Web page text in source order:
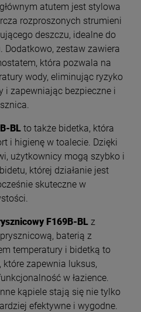
atutem jest stylowa
rozproszonych strumieni
deszczu, idealne do
Dodatkowo, zestaw zawiera
która pozwala na
wody, eliminując ryzyko
i zapewniając bezpieczne i
B-BL to także bidetka, która
i higienę w toalecie. Dzięki
użytkownicy mogą szybko i
której działanie jest
skuteczne w
F169B-BL z
baterią z
temperatury i bidetką to
zapewnia luksus,
w łazience.
kąpiele stają się nie tylko
efektywne i wygodne.